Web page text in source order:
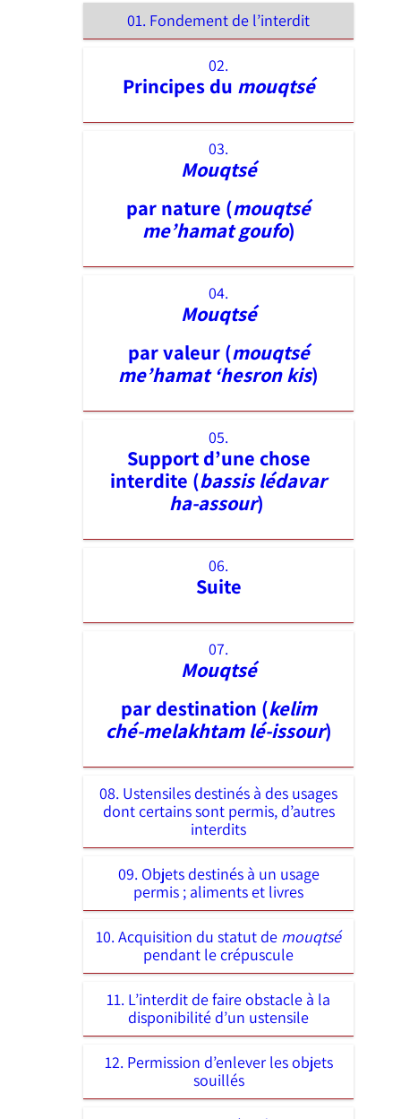
01. Fondement de l’interdit
02.
Principes du mouqtsé
03.
Mouqtsé
par nature (mouqtsé
me’hamat goufo)
04.
Mouqtsé
par valeur (mouqtsé
me’hamat ‘hesron kis)
05.
Support d’une chose
interdite (bassis lédavar
ha-assour)
06.
Suite
07.
Mouqtsé
par destination (kelim
ché-melakhtam lé-issour)
08. Ustensiles destinés à des usages
dont certains sont permis, d’autres
interdits
09. Objets destinés à un usage
permis ; aliments et livres
10. Acquisition du statut de mouqtsé
pendant le crépuscule
11. L’interdit de faire obstacle à la
disponibilité d’un ustensile
12. Permission d’enlever les objets
souillés